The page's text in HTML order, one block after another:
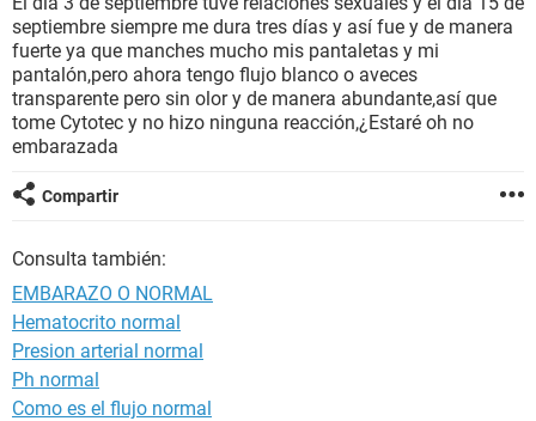
SEXUALIDAD
GLOSARIO
septiembre siempre me dura tres días y así fue y de manera
fuerte ya que manches mucho mis pantaletas y mi
pantalón,pero ahora tengo flujo blanco o aveces
transparente pero sin olor y de manera abundante,así que
tome Cytotec y no hizo ninguna reacción,¿Estaré oh no
embarazada
Compartir
Consulta también:
EMBARAZO O NORMAL
Hematocrito normal
Presion arterial normal
Ph normal
Como es el flujo normal